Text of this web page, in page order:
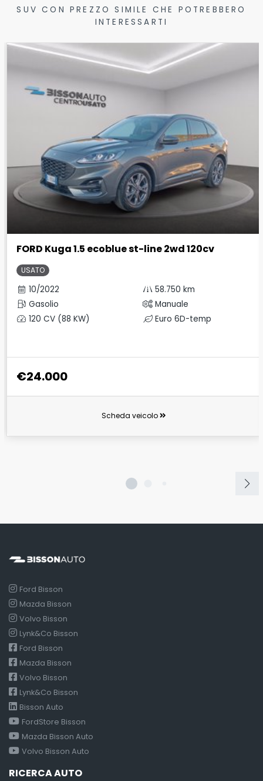
SUV CON PREZZO SIMILE CHE POTREBBERO
INTERESSARTI
FORD Kuga 1.5 ecoblue st-line 2wd 120cv
USATO
10/2022
58.750 km
Gasolio
Manuale
120 CV (88 KW)
Euro 6D-temp
€24.000
Scheda veicolo
Ford Bisson
Mazda Bisson
Volvo Bisson
Lynk&Co Bisson
Ford Bisson
Mazda Bisson
Volvo Bisson
Lynk&Co Bisson
Bisson Auto
FordStore Bisson
Mazda Bisson Auto
Volvo Bisson Auto
RICERCA AUTO